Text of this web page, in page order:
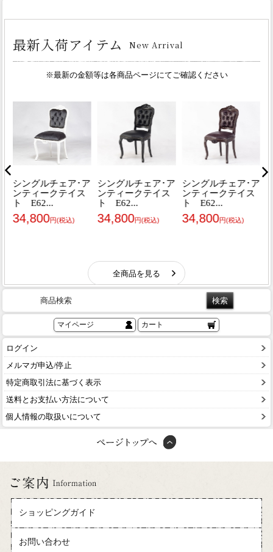
商品検索
マイページ カート
ログイン
メルマガ申込/停止
特定商取引法に基づく表示
送料とお支払い方法について
個人情報の取扱いについて
ショッピングガイド
お問い合わせ